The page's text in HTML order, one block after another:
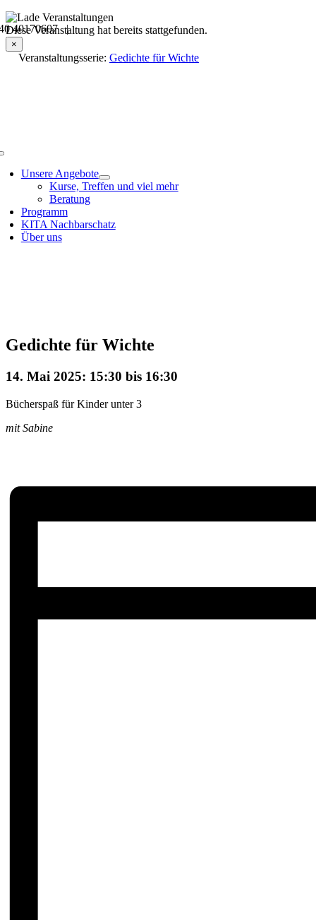
Skip
to
content
40170607 |
Unsere Angebote
Kurse, Treffen und viel mehr
Beratung
Programm
KITA Nachbarschatz
Über uns
Veranstaltungsdetails
Diese Veranstaltung hat bereits stattgefunden.
×
Veranstaltungsserie: Gedichte für Wichte
Gedichte für Wichte
14. Mai 2025: 15:30 bis 16:30
Bücherspaß für Kinder unter 3
mit Sabine